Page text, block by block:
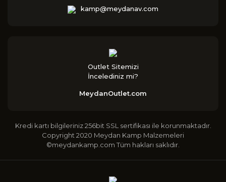
kamp@meydanav.com
Outlet Sitemizi
İncelediniz mi?
MeydanOutlet.com
Kredi kartı bilgileriniz 256bit SSL sertifikası ile korunmaktadır.
Copyright 2020 Meydan Kamp Malzemeleri
©meydankamp.com Tüm hakları saklıdır.